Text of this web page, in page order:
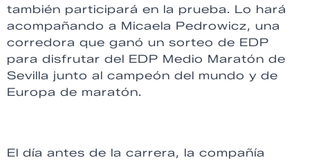
también participará en la prueba. Lo hará
acompañando a Micaela Pedrowicz, una
corredora que ganó un sorteo de EDP
para disfrutar del EDP Medio Maratón de
Sevilla junto al campeón del mundo y de
Europa de maratón.
El día antes de la carrera, la compañía